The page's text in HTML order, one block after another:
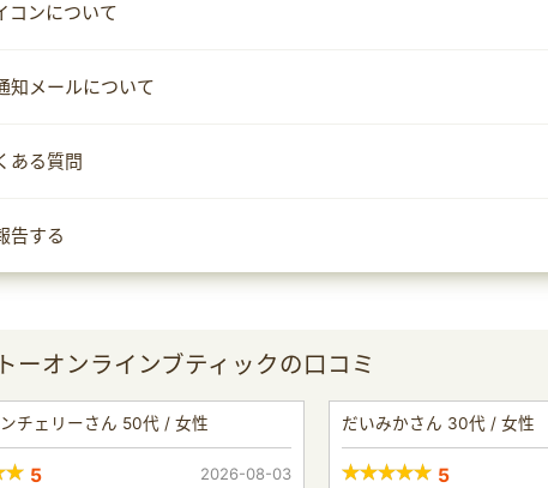
コンについて
知メールについて
ある質問
告する
ーオンラインブティックの口コミ
チェリーさん 50代 / 女性
5 2026-08-03
だいみかさん 30代 / 女性
5